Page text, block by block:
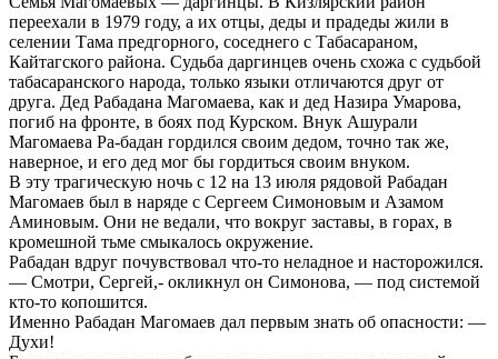
переехали в 1979 году, а их отцы, деды и прадеды жили в
селении Тама предгорного, соседнего с Табасараном,
Кайтагского района. Судьба даргинцев очень схожа с судьбой
табасаранского народа, только языки отличаются друг от
друга. Дед Рабадана Магомаева, как и дед Назира Умарова,
погиб на фронте, в боях под Курском. Внук Ашурали
Магомаева Ра-бадан гордился своим дедом, точно так же,
наверное, и его дед мог бы гордиться своим внуком.
В эту трагическую ночь с 12 на 13 июля рядовой Рабадан
Магомаев был в наряде с Сергеем Симоновым и Азамом
Аминовым. Они не ведали, что вокруг заставы, в горах, в
кромешной тьме смыкалось окружение.
Рабадан вдруг почувствовал что-то неладное и насторожился.
— Смотри, Сергей,- окликнул он Симонова, — под системой
кто-то копошится.
Именно Рабадан Магомаев дал первым знать об опасности: —
Духи!